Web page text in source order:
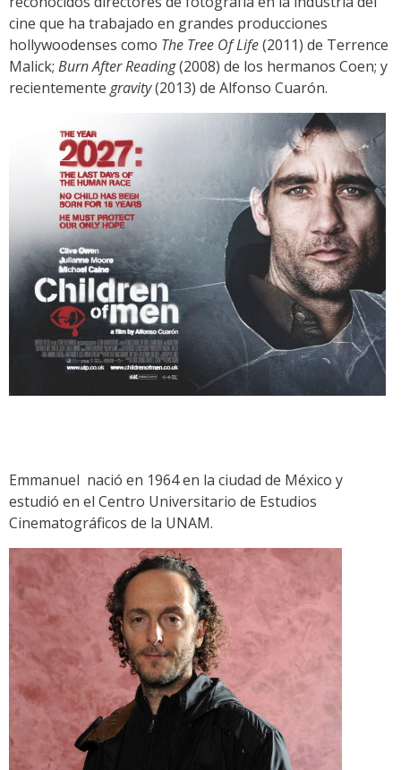
cine que ha trabajado en grandes producciones
hollywoodenses como The Tree Of Life(2011) de Terrence
Malick; Burn After Reading(2008) de los hermanos Coen; y
recientemente gravity(2013) de Alfonso Cuarón.
Emmanuel nació en 1964 en la ciudad de México y
estudió en el Centro Universitario de Estudios
Cinematográficos de la UNAM.